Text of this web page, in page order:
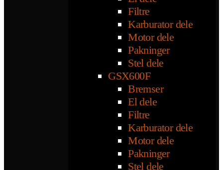
Filtre
Karburator dele
Motor dele
Pakninger
Stel dele
GSX600F
Bremser
El dele
Filtre
Karburator dele
Motor dele
Pakninger
Stel dele